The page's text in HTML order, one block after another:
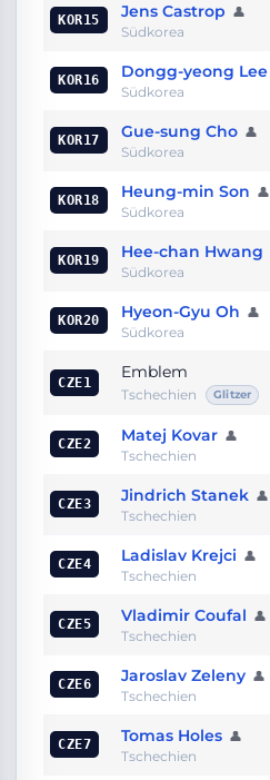
KOR15 Jens Castrop 👤
Südkorea
KOR16 Dongg-yeong Lee
Südkorea
KOR17 Gue-sung Cho 👤
Südkorea
KOR18 Heung-min Son 👤
Südkorea
KOR19 Hee-chan Hwang
Südkorea
KOR20 Hyeon-Gyu Oh 👤
Südkorea
CZE1
Emblem
Tschechien Glitzer
CZE2 Matej Kovar 👤
Tschechien
CZE3 Jindrich Stanek 👤
Tschechien
CZE4 Ladislav Krejci 👤
Tschechien
CZE5 Vladimir Coufal 👤
Tschechien
CZE6 Jaroslav Zeleny 👤
Tschechien
CZE7 Tomas Holes 👤
Tschechien